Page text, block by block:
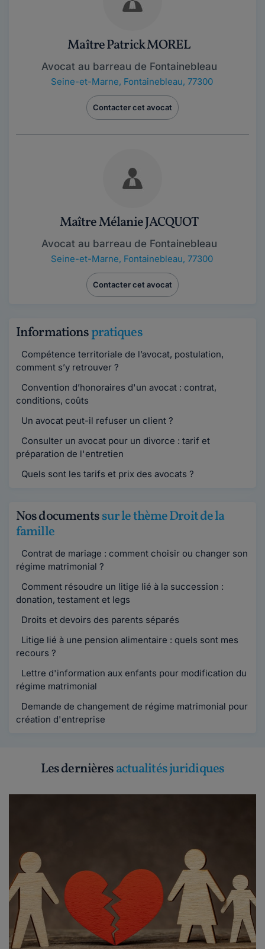
Maître Patrick MOREL
Avocat au barreau de Fontainebleau
Seine-et-Marne, Fontainebleau, 77300
Contacter cet avocat
Maître Mélanie JACQUOT
Avocat au barreau de Fontainebleau
Seine-et-Marne, Fontainebleau, 77300
Contacter cet avocat
Informationspratiques
Compétence territoriale de l’avocat, postulation,
comment s’y retrouver ?
Convention d’honoraires d'un avocat : contrat,
conditions, coûts
Un avocat peut-il refuser un client ?
Consulter un avocat pour un divorce : tarif et
préparation de l'entretien
Quels sont les tarifs et prix des avocats ?
Nos documentssur le thème Droit de la
famille
Contrat de mariage : comment choisir ou changer son
régime matrimonial ?
Comment résoudre un litige lié à la succession :
donation, testament et legs
Droits et devoirs des parents séparés
Litige lié à une pension alimentaire : quels sont mes
recours ?
Lettre d'information aux enfants pour modification du
régime matrimonial
Demande de changement de régime matrimonial pour
création d'entreprise
Les dernièresactualités juridiques